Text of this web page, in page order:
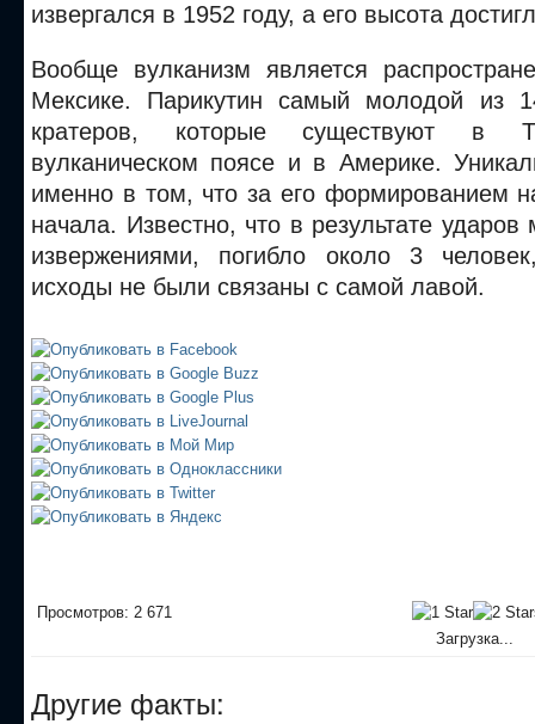
извергался в 1952 году, а его высота
Вообще вулканизм является
Мексике. Парикутин самый молодой из
кратеров, которые существуют в
вулканическом поясе и в Америке.
именно в том, что за его формированием
начала. Известно, что в результате
извержениями, погибло около 3
исходы не были связаны с самой лавой.
Просмотров: 2 671
Загрузка...
Другие факты: